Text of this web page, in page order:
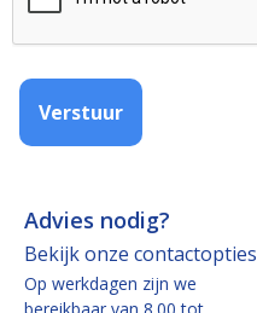
Verstuur
Advies nodig?
Bekijk onze contactopties
Op werkdagen zijn we